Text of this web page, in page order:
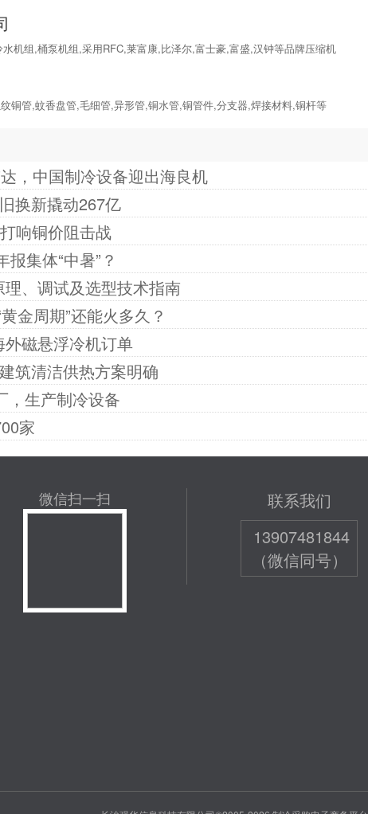
机组,桶泵机组,采用RFC,莱富康,比泽尔,富士豪,富盛,汉钟等品牌压缩机
铜管,蚊香盘管,毛细管,异形管,铜水管,铜管件,分支器,焊接材料,铜杆等
，中国制冷设备迎出海良机
换新撬动267亿
响铜价阻击战
集体“中暑”？
、调试及选型技术指南
金周期”还能火多久？
磁悬浮冷机订单
筑清洁供热方案明确
，生产制冷设备
家
微信扫一扫
联系我们
13907481844
（微信同号）